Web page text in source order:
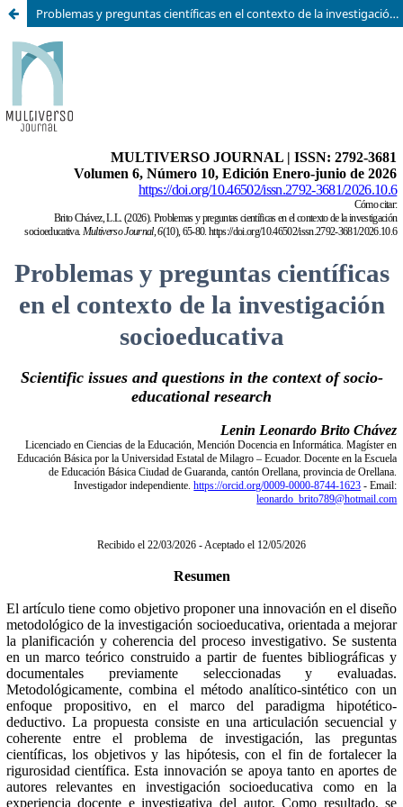
Problemas y preguntas científicas en el contexto de la investigación socioeducativa